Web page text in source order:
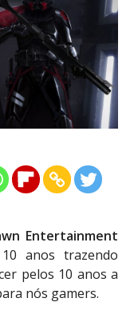
Entertainment
anos trazendo
pelos 10 anos a
nós gamers.